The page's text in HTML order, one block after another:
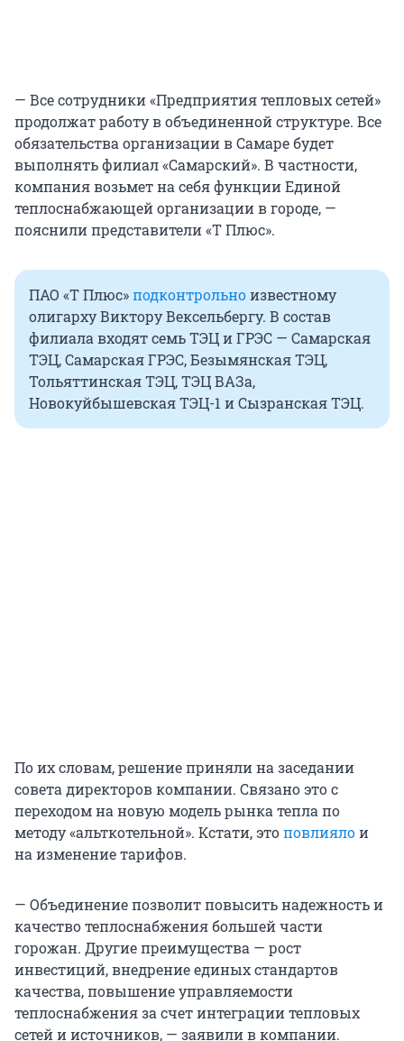
— Все сотрудники «Предприятия тепловых сетей»
продолжат работу в объединенной структуре. Все
обязательства организации в Самаре будет
выполнять филиал «Самарский». В частности,
компания возьмет на себя функции Единой
теплоснабжающей организации в городе, —
пояснили представители «Т Плюс».
ПАО «Т Плюс»подконтрольноизвестному
олигарху Виктору Вексельбергу. В состав
филиала входят семь ТЭЦ и ГРЭС — Самарская
ТЭЦ, Самарская ГРЭС, Безымянская ТЭЦ,
Тольяттинская ТЭЦ, ТЭЦ ВАЗа,
Новокуйбышевская ТЭЦ-1 и Сызранская ТЭЦ.
По их словам, решение приняли на заседании
совета директоров компании. Связано это с
переходом на новую модель рынка тепла по
методу «альткотельной». Кстати, этоповлиялои
на изменение тарифов.
— Объединение позволит повысить надежность и
качество теплоснабжения большей части
горожан. Другие преимущества — рост
инвестиций, внедрение единых стандартов
качества, повышение управляемости
теплоснабжения за счет интеграции тепловых
сетей и источников, — заявили в компании.